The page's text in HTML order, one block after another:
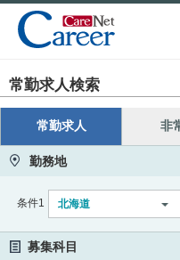
常勤求人検索
常勤求人 非
勤務地
条件1 北海道
募集科目